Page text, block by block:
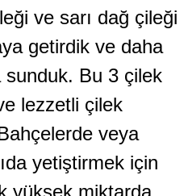
ve sarı dağ çileği
getirdik ve daha
sunduk. Bu 3 çilek
lezzetli çilek
veya
yetiştirmek için
yüksek miktarda